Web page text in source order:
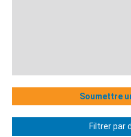
Soumettre
Filtrer par